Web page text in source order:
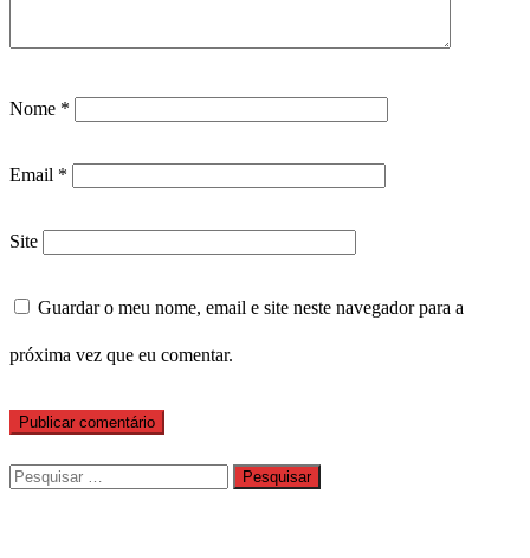
Nome *
Email *
Site
Guardar o meu nome, email e site neste navegador para a
próxima vez que eu comentar.
Pesquisar
por: